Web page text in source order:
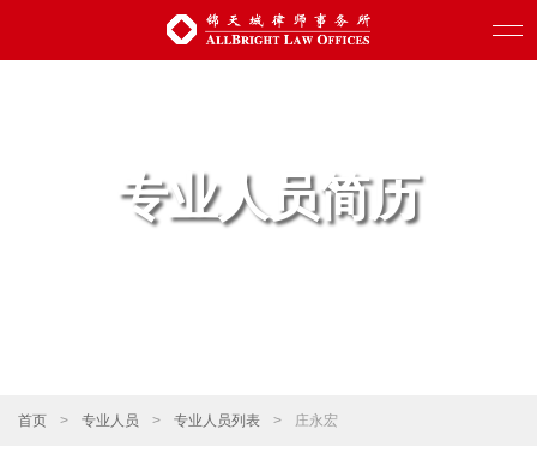
专业人员简历
首页 > 专业人员 > 专业人员列表 > 庄永宏